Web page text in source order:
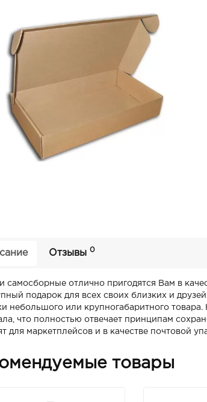
Отзывы 0
самосборные отлично пригодятся Вам в
подарок для всех своих близких и
небольшого или крупногабаритного
что полностью отвечает принципам
для маркетплейсов и в качестве почтовой
товары